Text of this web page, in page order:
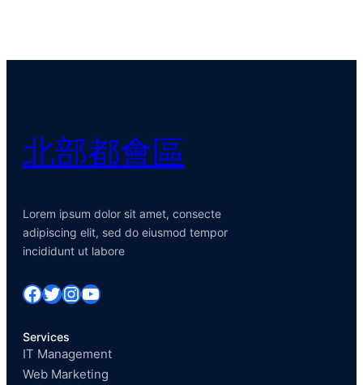
北部都會區
Lorem ipsum dolor sit amet, consecte
adipiscing elit, sed do eiusmod tempor
incididunt ut labore
Facebook Twitter InstagramYouTube
Services
IT Management
Web Marketing